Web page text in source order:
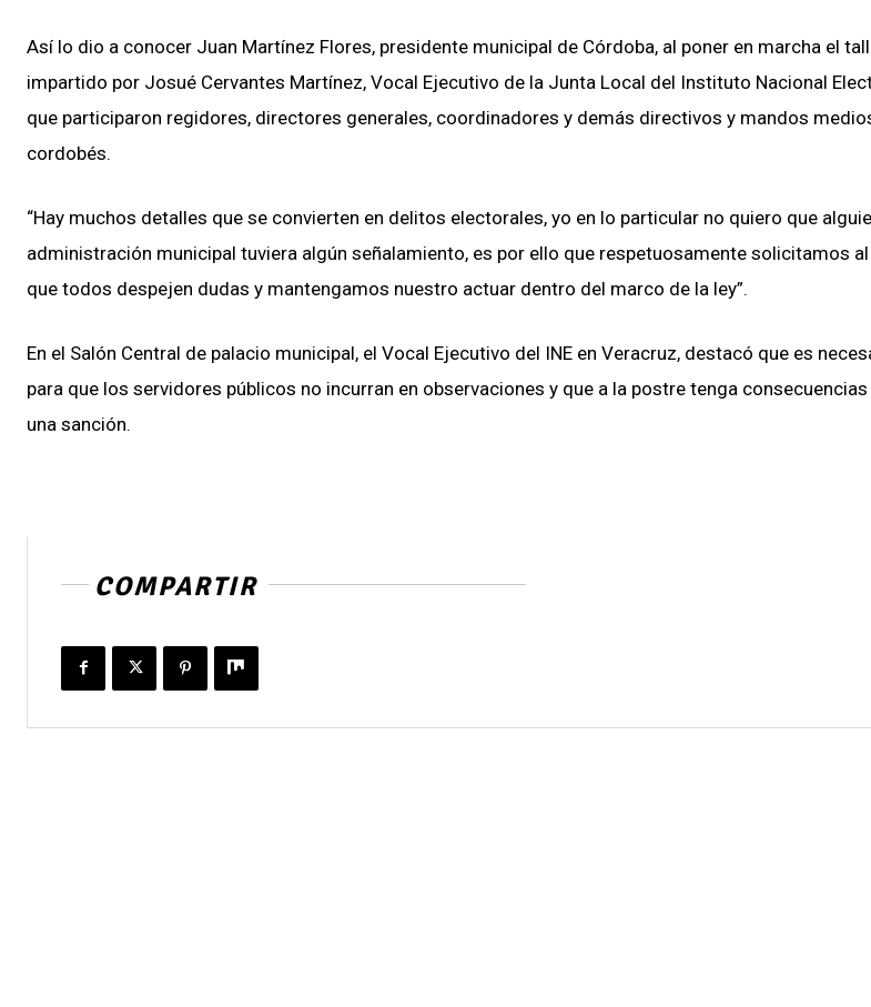
Así lo dio a conocer Juan Martínez Flores, presidente municipal de Córdoba, al poner en marcha el
impartido por Josué Cervantes Martínez, Vocal Ejecutivo de la Junta Local del Instituto Nacional
que participaron regidores, directores generales, coordinadores y demás directivos y mandos
cordobés.
“Hay muchos detalles que se convierten en delitos electorales, yo en lo particular no quiero que
administración municipal tuviera algún señalamiento, es por ello que respetuosamente solicitamos al
que todos despejen dudas y mantengamos nuestro actuar dentro del marco de la ley”.
En el Salón Central de palacio municipal, el Vocal Ejecutivo del INE en Veracruz, destacó que es
para que los servidores públicos no incurran en observaciones y que a la postre tenga
una sanción.
COMPARTIR